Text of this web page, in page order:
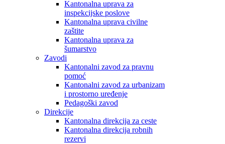
Kantonalna uprava za
inspekcijske poslove
Kantonalna uprava civilne
zaštite
Kantonalna uprava za
šumarstvo
Zavodi
Kantonalni zavod za pravnu
pomoć
Kantonalni zavod za urbanizam
i prostorno uređenje
Pedagoški zavod
Direkcije
Kantonalna direkcija za ceste
Kantonalna direkcija robnih
rezervi